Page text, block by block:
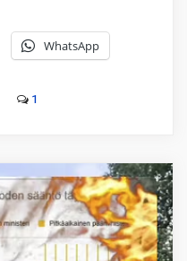
WhatsApp
1